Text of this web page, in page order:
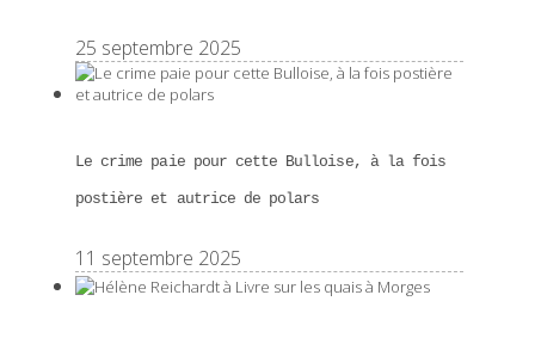
25 septembre 2025
Le crime paie pour cette Bulloise, à la fois
postière et autrice de polars
11 septembre 2025